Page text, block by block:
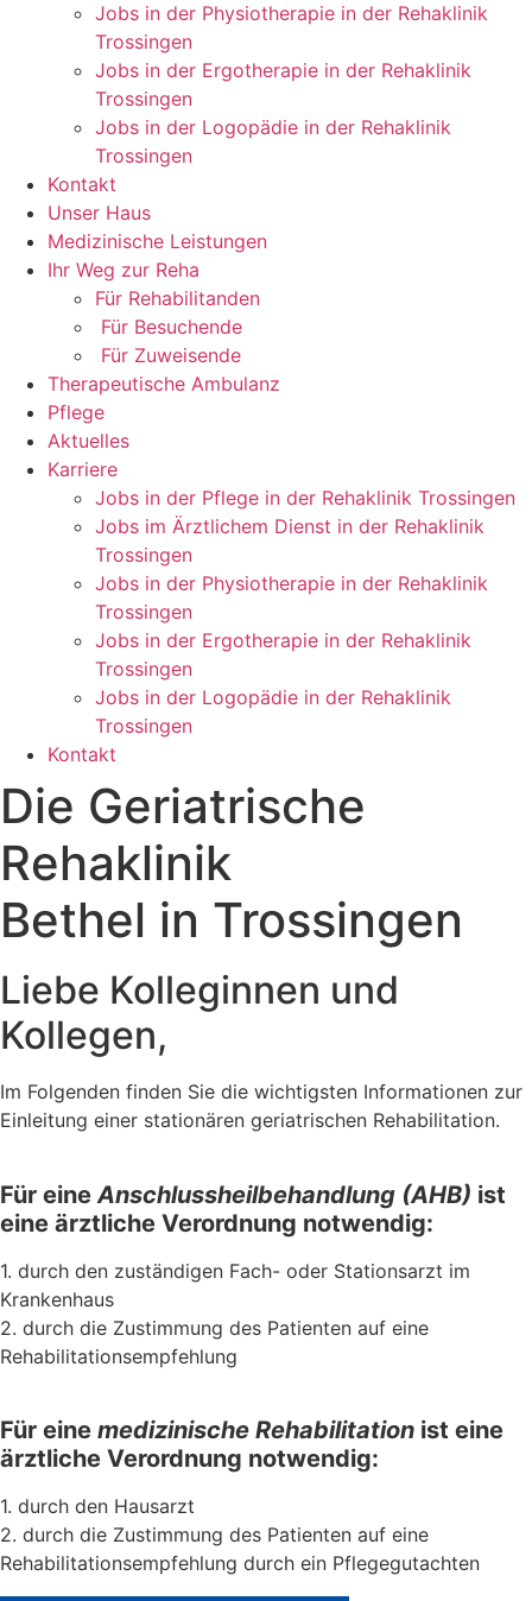
Jobs in der Physiotherapie in der Rehaklinik
Trossingen
Jobs in der Ergotherapie in der Rehaklinik
Trossingen
Jobs in der Logopädie in der Rehaklinik
Trossingen
Kontakt
Unser Haus
Medizinische Leistungen
Ihr Weg zur Reha
Für Rehabilitanden
Für Besuchende
Für Zuweisende
Therapeutische Ambulanz
Pflege
Aktuelles
Karriere
Jobs in der Pflege in der Rehaklinik Trossingen
Jobs im Ärztlichem Dienst in der Rehaklinik
Trossingen
Jobs in der Physiotherapie in der Rehaklinik
Trossingen
Jobs in der Ergotherapie in der Rehaklinik
Trossingen
Jobs in der Logopädie in der Rehaklinik
Trossingen
Kontakt
Die Geriatrische
Rehaklinik
Bethel in Trossingen
Liebe Kolleginnen und
Kollegen,
Im Folgenden finden Sie die wichtigsten Informationen zur
Einleitung einer stationären geriatrischen Rehabilitation.
Für eine Anschlussheilbehandlung (AHB) ist
eine ärztliche Verordnung notwendig:
1. durch den zuständigen Fach- oder Stationsarzt im
Krankenhaus
2. durch die Zustimmung des Patienten auf eine
Rehabilitationsempfehlung
Für eine medizinische Rehabilitation ist eine
ärztliche Verordnung notwendig:
1. durch den Hausarzt
2. durch die Zustimmung des Patienten auf eine
Rehabilitationsempfehlung durch ein Pflegegutachten